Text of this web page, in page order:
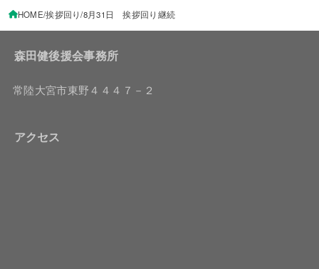
HOME 挨拶回り 8月31日 挨拶回り継続
森田健後援会事務所
常陸大宮市東野４４４７－２
アクセス